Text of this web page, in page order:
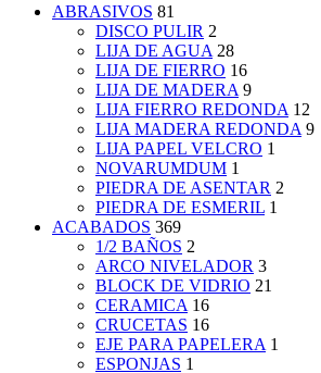
ABRASIVOS 81
DISCO PULIR 2
LIJA DE AGUA 28
LIJA DE FIERRO 16
LIJA DE MADERA 9
LIJA FIERRO REDONDA 12
LIJA MADERA REDONDA 9
LIJA PAPEL VELCRO 1
NOVARUMDUM 1
PIEDRA DE ASENTAR 2
PIEDRA DE ESMERIL 1
ACABADOS 369
1/2 BAÑOS 2
ARCO NIVELADOR 3
BLOCK DE VIDRIO 21
CERAMICA 16
CRUCETAS 16
EJE PARA PAPELERA 1
ESPONJAS 1